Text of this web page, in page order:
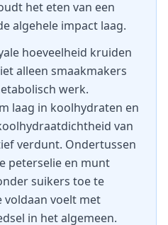
het eten van een
algehele impact laag.
hoeveelheid kruiden
alleen smaakmakers
werk.
laag in koolhydraten en
van
verdunt. Ondertussen
peterselie en munt
suikers toe te
voldaan voelt met
in het algemeen.